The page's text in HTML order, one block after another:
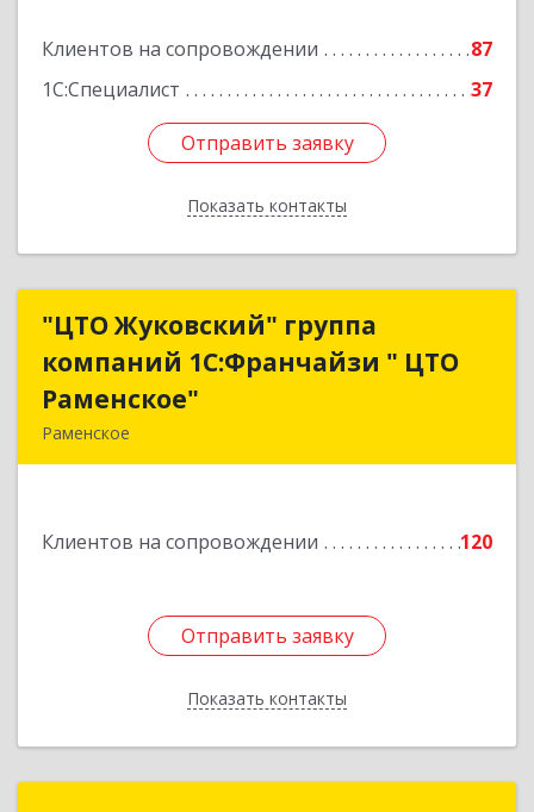
Клиентов на сопровождении
87
1С:Специалист
37
Отправить заявку
Показать контакты
Отправить заявку
Назад
"ЦТО Жуковский" группа
компаний 1С:Франчайзи " ЦТО
Раменское"
Раменское
Клиентов на сопровождении 120
Отправить заявку
Показать контакты
"ЦТО Жуковский" группа
компаний 1С:Франчайзи " ЦТО
Подробнее
Отправить заявку
Назад